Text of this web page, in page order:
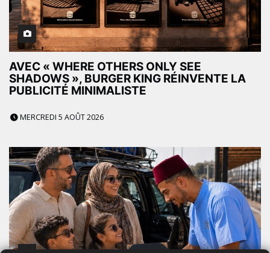
AVEC « WHERE OTHERS ONLY SEE
SHADOWS », BURGER KING RÉINVENTE LA
PUBLICITÉ MINIMALISTE
MERCREDI 5 AOÛT 2026